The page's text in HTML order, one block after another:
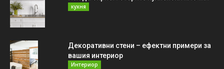
кухня
Декоративни стени – ефектни примери за
вашия интериор
Интериор